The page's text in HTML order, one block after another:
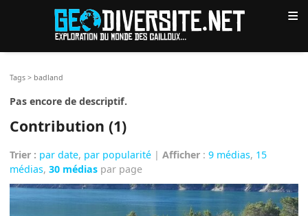
≡
Tags > badland
Pas encore de descriptif.
Contribution (1)
Trier : par date, par popularité |Afficher :9 médias, 15
médias,30 médias par page